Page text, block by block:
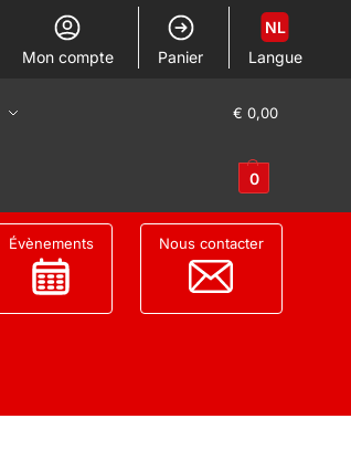
Mon compte Panier Langue
NL
€ 0,00
0
Évènements Nous contacter